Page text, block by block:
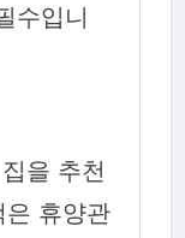
수입니
을 추천
은 휴양관